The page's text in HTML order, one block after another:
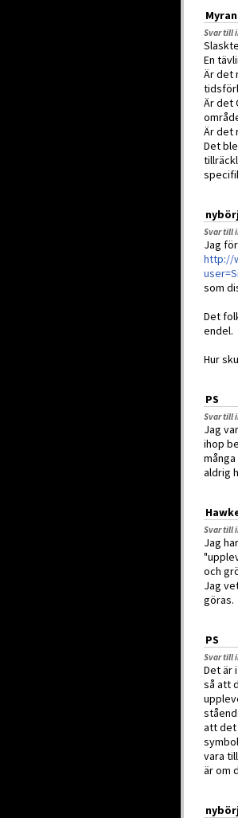
Myran
Svar till
En
Är det
Är det
Är det
Det
Svar till
Jag
http://
som
Det
endel.
Hur
PS
Svar till
Jag
ihop
aldrig
Svar till
Jag
och
Jag
göras.
PS
Svar till
Det är
så att
att det
vara
är om